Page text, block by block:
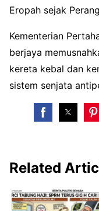
Eropah sejak
Kementerian
berjaya
kereta kebal dan
sistem senjata
Related